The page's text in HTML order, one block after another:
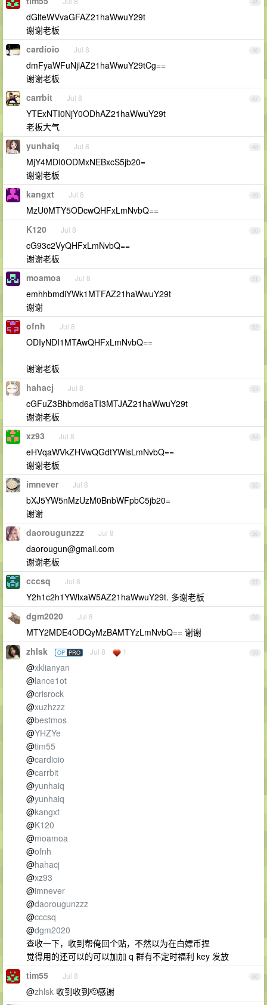
45
dGlteWVvaGFAZ21haWwuY29t
谢谢老板
46
cardioio Jul 8
dmFyaWFuNjlAZ21haWwuY29tCg==
谢谢老板
47
carrbit Jul 8
YTExNTI0NjY0ODhAZ21haWwuY29t
老板大气
48
yunhaiq Jul 8
MjY4MDI0ODMxNEBxcS5jb20=
谢谢老板
49
kangxt Jul 8
MzU0MTY5ODcwQHFxLmNvbQ==
50
K120 Jul 8
cG93c2VyQHFxLmNvbQ==
谢谢老板
51
moamoa Jul 8
emhhbmdiYWk1MTFAZ21haWwuY29t
谢谢
52
ofnh Jul 8
ODIyNDI1MTAwQHFxLmNvbQ==
谢谢老板
53
hahacj Jul 8
cGFuZ3Bhbmd6aTI3MTJAZ21haWwuY29t
谢谢老板
54
xz93 Jul 8
eHVqaWVkZHVwQGdtYWlsLmNvbQ==
谢谢老板
55
imnever Jul 8
bXJ5YW5nMzUzM0BnbWFpbC5jb20=
谢谢
56
daorougunzzz Jul 8
daorougun@gmail.com
谢谢老板
57
cccsq Jul 8
Y2h1c2h1YWlxaW5AZ21haWwuY29t. 多谢老板
58
dgm2020 Jul 8
MTY2MDE4ODQyMzBAMTYzLmNvbQ== 谢谢
59
zhlsk OP PRO Jul 8 1
@xklianyan
@lance1ot
@crisrock
@xuzhzzz
@bestmos
@YHZYe
@tim55
@cardioio
@carrbit
@yunhaiq
@yunhaiq
@kangxt
@K120
@moamoa
@ofnh
@hahacj
@xz93
@imnever
@daorougunzzz
@cccsq
@dgm2020
查收一下，收到帮俺回个贴，不然以为在白嫖币捏
觉得用的还可以的可以加加 q 群有不定时福利 key 发放
60
tim55 Jul 8
@zhlsk 收到收到🫡感谢